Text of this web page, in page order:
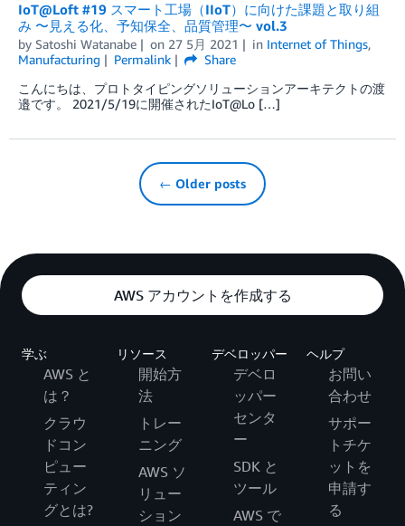
IoT@Loft #19 スマート工場（IIoT）に向けた課題と取り組
み 〜見える化、予知保全、品質管理〜 vol.3
by Satoshi Watanabe on 27 5月 2021 in Internet of Things,
Manufacturing
Permalink
Share
こんにちは、プロトタイピングソリューションアーキテクトの渡
邉です。 2021/5/19に開催されたIoT@Lo […]
← Older posts
AWS アカウントを作成する
学ぶ
AWS と
は？
クラウ
ドコン
ピュー
ティン
グとは?
リソース
開始方
法
トレー
ニング
AWS ソ
リュー
ション
デベロッパー
デベロ
ッパー
センタ
ー
SDK と
ツール
AWS で
ヘルプ
お問い
合わせ
サポー
トチケ
ットを
申請す
る